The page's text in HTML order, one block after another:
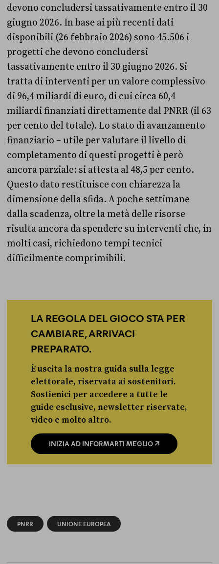
devono concludersi tassativamente entro il 30
giugno 2026. In base ai più recenti dati
disponibili (26 febbraio 2026) sono 45.506 i
progetti che devono concludersi
tassativamente entro il 30 giugno 2026. Si
tratta di interventi per un valore complessivo
di 96,4 miliardi di euro, di cui circa 60,4
miliardi finanziati direttamente dal PNRR (il 63
per cento del totale). Lo stato di avanzamento
finanziario – utile per valutare il livello di
completamento di questi progetti è però
ancora parziale: si attesta al 48,5 per cento.
Questo dato restituisce con chiarezza la
dimensione della sfida. A poche settimane
dalla scadenza, oltre la metà delle risorse
risulta ancora da spendere su interventi che, in
molti casi, richiedono tempi tecnici
difficilmente comprimibili.
LA REGOLA DEL GIOCO STA PER
CAMBIARE, ARRIVACI
PREPARATO.
È uscita la nostra guida sulla legge
elettorale, riservata ai sostenitori.
Sostienici per accedere a tutte le
guide esclusive, newsletter riservate,
video e molto altro.
INIZIA AD INFORMARTI MEGLIO
PNRR UNIONE EUROPEA